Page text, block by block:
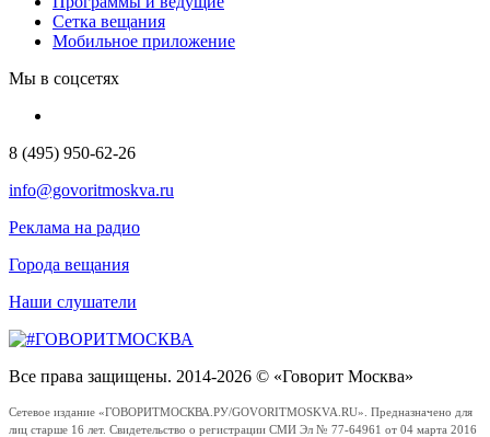
Сетка вещания
Мобильное приложение
Мы в соцсетях
8 (495) 950-62-26
info@govoritmoskva.ru
Реклама на радио
Города вещания
Наши слушатели
Все права защищены. 2014-2026 © «Говорит Москва»
Сетевое издание «ГОВОРИТМОСКВА.РУ/GOVORITMOSKVA.RU». Предназначено для
лиц старше 16 лет. Свидетельство о регистрации СМИ Эл № 77-64961 от 04 марта 2016